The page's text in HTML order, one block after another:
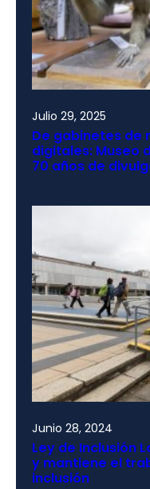
Julio 29, 2025
De gabinetes de
digitales: Museo
70 años de
Junio 28, 2024
Ley de Inclusión
y mantiene el
inclusión